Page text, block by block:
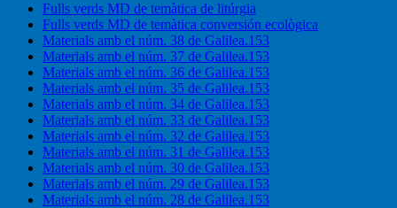
Fulls verds MD de temàtica de litúrgia
Fulls verds MD de temàtica conversión ecològica
Materials amb el núm. 38 de Galilea.153
Materials amb el núm. 37 de Galilea.153
Materials amb el núm. 36 de Galilea.153
Materials amb el núm. 35 de Galilea.153
Materials amb el núm. 34 de Galilea.153
Materials amb el núm. 33 de Galilea.153
Materials amb el núm. 32 de Galilea.153
Materials amb el núm. 31 de Galilea.153
Materials amb el núm. 30 de Galilea.153
Materials amb el núm. 29 de Galilea.153
Materials amb el núm. 28 de Galilea.153